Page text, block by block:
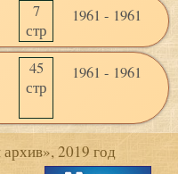
7
стр
1961 - 1961
45
стр
1961 - 1961
2019 год